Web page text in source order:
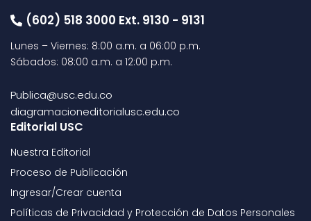
(602) 518 3000 Ext. 9130 - 9131
Lunes – Viernes: 8:00 a.m. a 06:00 p.m.
Sábados: 08:00 a.m. a 12:00 p.m.
Publica@usc.edu.co
diagramacioneditorialusc.edu.co
Editorial USC
Nuestra Editorial
Proceso de Publicación
Ingresar/Crear cuenta
Políticas de Privacidad y Protección de Datos Personales